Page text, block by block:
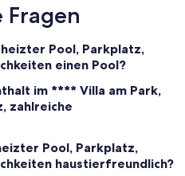
Pool, Parkplatz,
einen Pool?
im **** Villa am Park,
zahlreiche
Pool, Parkplatz,
haustierfreundlich?